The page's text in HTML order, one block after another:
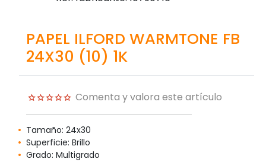
PAPEL ILFORD WARMTONE FB
24X30 (10) 1K
Comenta y valora este artículo
Tamaño: 24x30
Superficie: Brillo
Grado: Multigrado